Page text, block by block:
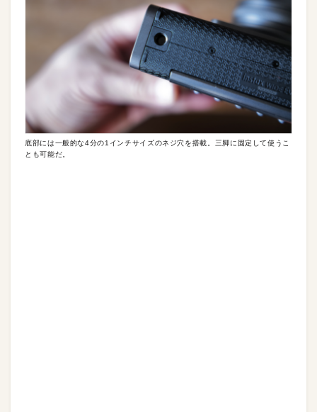
底部には一般的な4分の1インチサイズのネジ穴を搭載。三脚に固定して使うこ
とも可能だ。